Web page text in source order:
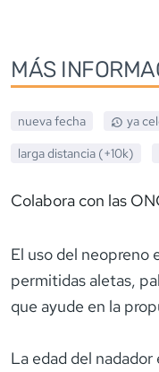
MÁS
nueva fecha ya
larga distancia (+10k)
Colabora con las
El uso del neopreno
permitidas aletas,
que ayude en la
La edad del